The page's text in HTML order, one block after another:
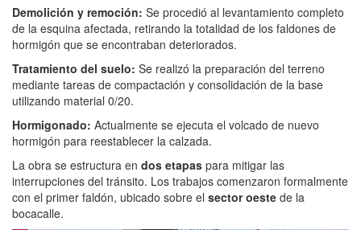
Demolición y remoción: Se procedió al levantamiento completo
de la esquina afectada, retirando la totalidad de los faldones de
hormigón que se encontraban deteriorados.
Tratamiento del suelo: Se realizó la preparación del terreno
mediante tareas de compactación y consolidación de la base
utilizando material 0/20.
Hormigonado: Actualmente se ejecuta el volcado de nuevo
hormigón para reestablecer la calzada.
La obra se estructura en dos etapas para mitigar las
interrupciones del tránsito. Los trabajos comenzaron formalmente
con el primer faldón, ubicado sobre el sector oeste de la
bocacalle.